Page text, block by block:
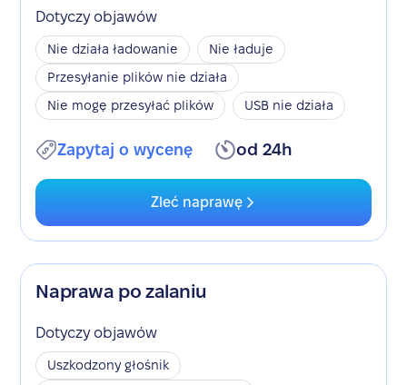
Dotyczy objawów
Nie działa ładowanie
Nie ładuje
Przesyłanie plików nie działa
Nie mogę przesyłać plików
USB nie działa
Zapytaj o wycenę od 24h
Zleć naprawę
Naprawa po zalaniu
Dotyczy objawów
Uszkodzony głośnik